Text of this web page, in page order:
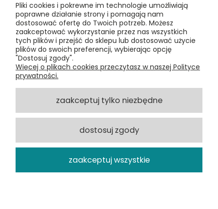
VINYL TAMKA
Kontakt:
t:+48 609 155 327
e:vinyltamka@gmail.com
ul. Chmielna 20, 00-020 Warszawa
Pliki cookies i pokrewne im technologie umożliwiają
poprawne działanie strony i pomagają nam
dostosować ofertę do Twoich potrzeb. Możesz
zaakceptować wykorzystanie przez nas wszystkich
tych plików i przejść do sklepu lub dostosować użycie
plików do swoich preferencji, wybierając opcję
"Dostosuj zgody".
Więcej o plikach cookies przeczytasz w naszej Polityce
prywatności.
zaakceptuj tylko niezbędne
dostosuj zgody
zaakceptuj wszystkie